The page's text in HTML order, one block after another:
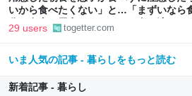
いから食べたくない」と…「まずいなら
分で食事を用意しなさい。お金は渡す」
29 users togetter.com
いま人気の記事 - 暮らしをもっと読む
新着記事 - 暮らし